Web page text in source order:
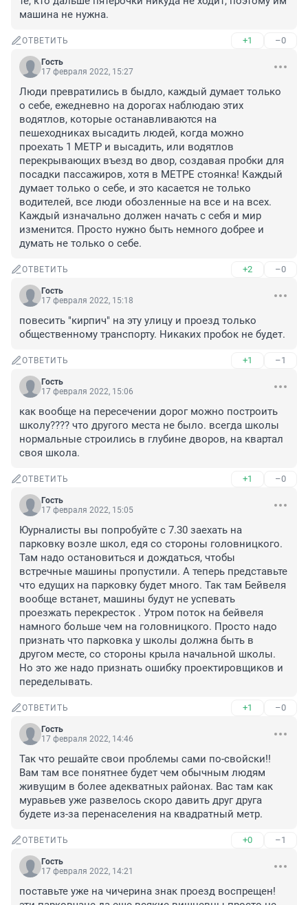
машина не нужна.
ОТВЕТИТЬ +1 –0
Гость
17 февраля 2022, 15:27
Люди превратились в быдло, каждый думает только
о себе, ежедневно на дорогах наблюдаю этих
водятлов, которые останавливаются на
пешеходниках высадить людей, когда можно
проехать 1 МЕТР и высадить, или водятлов
перекрывающих въезд во двор, создавая пробки для
посадки пассажиров, хотя в МЕТРЕ стоянка! Каждый
думает только о себе, и это касается не только
водителей, все люди обозленные на все и на всех.
Каждый изначально должен начать с себя и мир
изменится. Просто нужно быть немного добрее и
думать не только о себе.
ОТВЕТИТЬ +2 –0
Гость
17 февраля 2022, 15:18
повесить "кирпич" на эту улицу и проезд только
общественному транспорту. Никаких пробок не будет.
ОТВЕТИТЬ +1 –1
Гость
17 февраля 2022, 15:06
как вообще на пересечении дорог можно построить
школу???? что другого места не было. всегда школы
нормальные строились в глубине дворов, на квартал
своя школа.
ОТВЕТИТЬ +1 –0
Гость
17 февраля 2022, 15:05
Юурналисты вы попробуйте с 7.30 заехать на
парковку возле школ, едя со стороны головницкого.
Там надо остановиться и дождаться, чтобы
встречные машины пропустили. А теперь представьте
что едущих на парковку будет много. Так там Бейвеля
вообще встанет, машины будут не успевать
проезжать перекресток . Утром поток на бейвеля
намного больше чем на головницкого. Просто надо
признать что парковка у школы должна быть в
другом месте, со стороны крыла начальной школы.
Но это же надо признать ошибку проектировщиков и
переделывать.
ОТВЕТИТЬ +1 –0
Гость
17 февраля 2022, 14:46
Так что решайте свои проблемы сами по-свойски!!
Вам там все понятнее будет чем обычным людям
живущим в более адекватных районах. Вас там как
муравьев уже развелось скоро давить друг друга
будете из-за перенаселения на квадратный метр.
ОТВЕТИТЬ +0 –1
Гость
17 февраля 2022, 14:21
поставьте уже на чичерина знак проезд воспрещен!